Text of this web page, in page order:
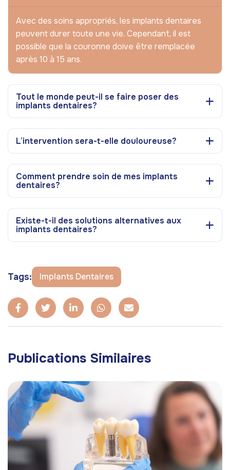
Avec des soins appropriés, les implants dentaires
peuvent durer toute une vie. Cependant, il est
possible que la couronne doive être remplacée
après 10 à 15 ans.
Tout le monde peut-il se faire poser des
implants dentaires?
L’intervention sera-t-elle douloureuse?
Comment prendre soin de mes implants
dentaires?
Existe-t-il des solutions alternatives aux
implants dentaires?
Tags: Implants Dentaires
Publications Similaires